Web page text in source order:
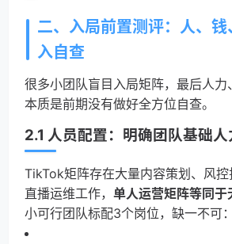
二、入局前置测评：人、
入自查
很多小团队盲目入局矩阵，最后人力
本质是前期没有做好全方位自查。
2.1 人员配置：明确团队基础人
TikTok矩阵存在大量内容策划、风控
直播运维工作， 单人运营矩阵等同于
小可行团队标配3个岗位，缺一不可：